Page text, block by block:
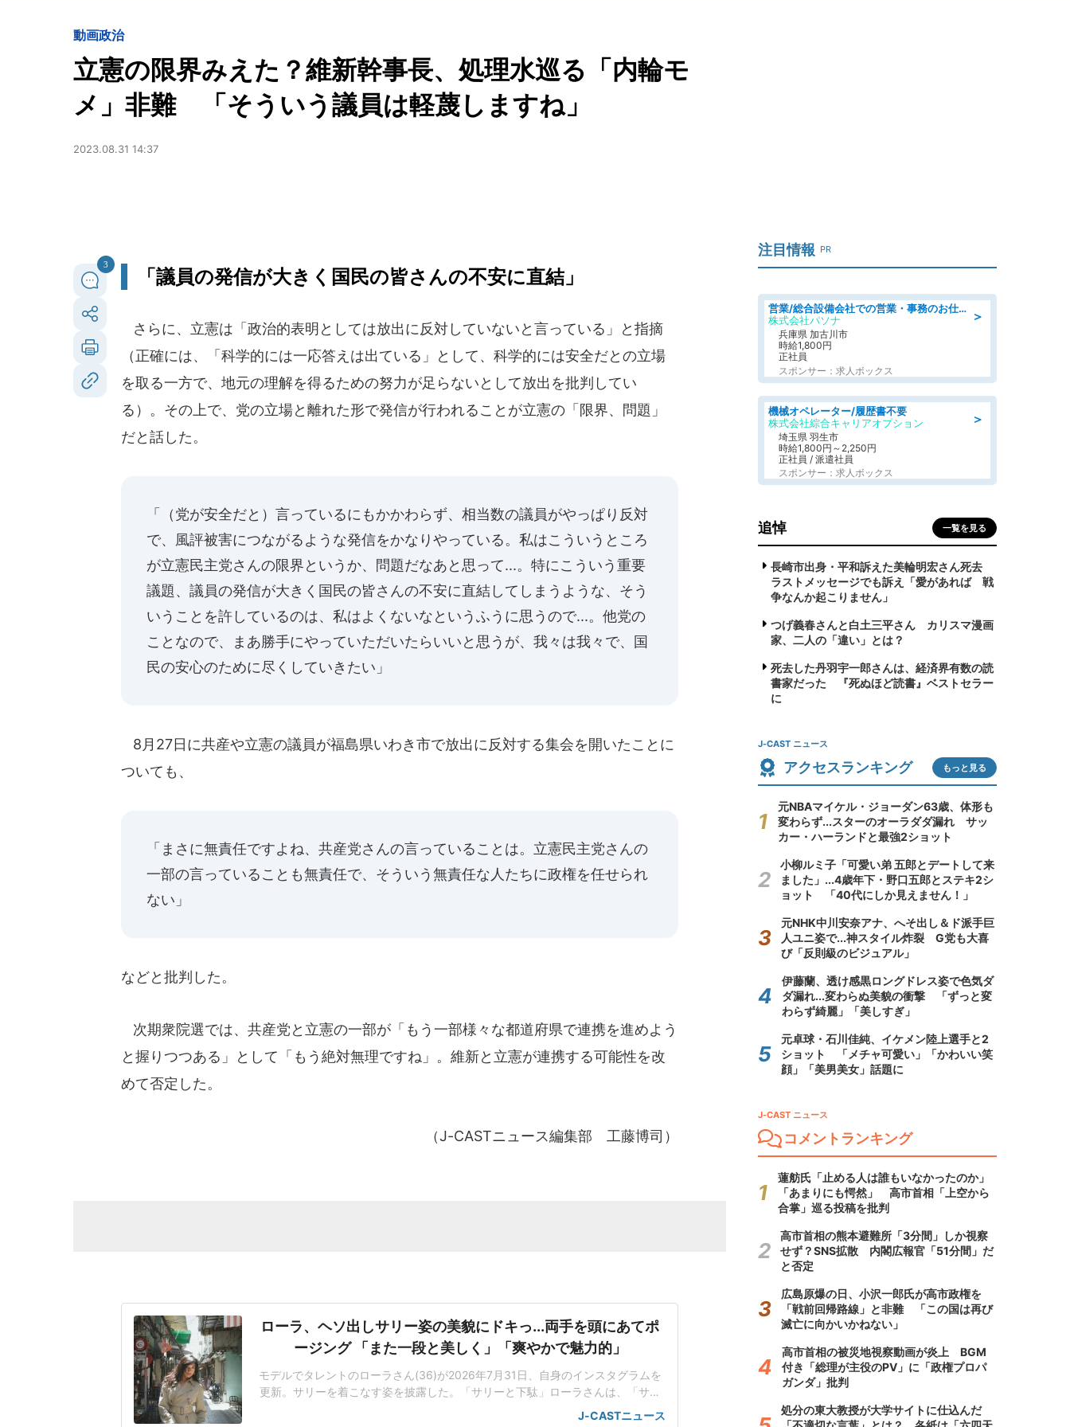
動画政治
立憲の限界みえた？維新幹事長、処理水巡る「内輪モ
メ」非難 「そういう議員は軽蔑しますね」
2023.08.31 14:37
3
「議員の発信が大きく国民の皆さんの不安に直結」
さらに、立憲は「政治的表明としては放出に反対していないと言っている」と指摘
（正確には、「科学的には一応答えは出ている」として、科学的には安全だとの立場
を取る一方で、地元の理解を得るための努力が足らないとして放出を批判してい
る）。その上で、党の立場と離れた形で発信が行われることが立憲の「限界、問題」
だと話した。
「（党が安全だと）言っているにもかかわらず、相当数の議員がやっぱり反対
で、風評被害につながるような発信をかなりやっている。私はこういうところ
が立憲民主党さんの限界というか、問題だなあと思って...。特にこういう重要
議題、議員の発信が大きく国民の皆さんの不安に直結してしまうような、そう
いうことを許しているのは、私はよくないなというふうに思うので...。他党の
ことなので、まあ勝手にやっていただいたらいいと思うが、我々は我々で、国
民の安心のために尽くしていきたい」
8月27日に共産や立憲の議員が福島県いわき市で放出に反対する集会を開いたことに
ついても、
「まさに無責任ですよね、共産党さんの言っていることは。立憲民主党さんの
一部の言っていることも無責任で、そういう無責任な人たちに政権を任せられ
ない」
などと批判した。
次期衆院選では、共産党と立憲の一部が「もう一部様々な都道府県で連携を進めよう
と握りつつある」として「もう絶対無理ですね」。維新と立憲が連携する可能性を改
めて否定した。
（J-CASTニュース編集部 工藤博司）
ローラ、ヘソ出しサリー姿の美貌にドキっ...両手を頭にあてポ
ージング 「また一段と美しく」「爽やかで魅力的」
モデルでタレントのローラさん(36)が2026年7月31日、自身のインスタグラムを
更新。サリーを着こなす姿を披露した。「サリーと下駄」ローラさんは、「サリ
ーと下駄」といい、ウエストが見えるデザインのサリーを着用した姿や振り返り
J-CASTニュース
注目情報 PR
＞
営業/総合設備会社での営業・事務のお仕事/即日勤務可/車通勤可/営業/営業事務
株式会社パソナ
兵庫県 加古川市
時給1,800円
正社員
スポンサー：求人ボックス
＞
機械オペレーター/履歴書不要
株式会社綜合キャリアオプション
埼玉県 羽生市
時給1,800円～2,250円
正社員 / 派遣社員
スポンサー：求人ボックス
追悼 一覧を見る
長崎市出身・平和訴えた美輪明宏さん死去
ラストメッセージでも訴え「愛があれば 戦
争なんか起こりません」
つげ義春さんと白土三平さん カリスマ漫画
家、二人の「違い」とは？
死去した丹羽宇一郎さんは、経済界有数の読
書家だった 『死ぬほど読書』ベストセラー
に
J-CAST ニュース
アクセスランキング もっと見る
元NBAマイケル・ジョーダン63歳、体形も
変わらず...スターのオーラダダ漏れ サッ
カー・ハーランドと最強2ショット
小柳ルミ子「可愛い弟 五郎とデートして来
ました」...4歳年下・野口五郎とステキ2シ
ョット 「40代にしか見えません！」
元NHK中川安奈アナ、へそ出し＆ド派手巨
人ユニ姿で...神スタイル炸裂 G党も大喜
び「反則級のビジュアル」
伊藤蘭、透け感黒ロングドレス姿で色気ダ
ダ漏れ...変わらぬ美貌の衝撃 「ずっと変
わらず綺麗」「美しすぎ」
元卓球・石川佳純、イケメン陸上選手と2
ショット 「メチャ可愛い」「かわいい笑
顔」「美男美女」話題に
J-CAST ニュース
コメントランキング
蓮舫氏「止める人は誰もいなかったのか」
「あまりにも愕然」 高市首相「上空から
合掌」巡る投稿を批判
高市首相の熊本避難所「3分間」しか視察
せず？SNS拡散 内閣広報官「51分間」だ
と否定
広島原爆の日、小沢一郎氏が高市政権を
「戦前回帰路線」と非難 「この国は再び
滅亡に向かいかねない」
高市首相の被災地視察動画が炎上 BGM
付き「総理が主役のPV」に「政権プロパ
ガンダ」批判
処分の東大教授が大学サイトに仕込んだ